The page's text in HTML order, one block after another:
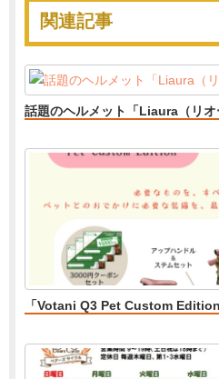
関連記事
話題のヘルメット「Liaura（リオ
「Votani Q3 Pet Custom